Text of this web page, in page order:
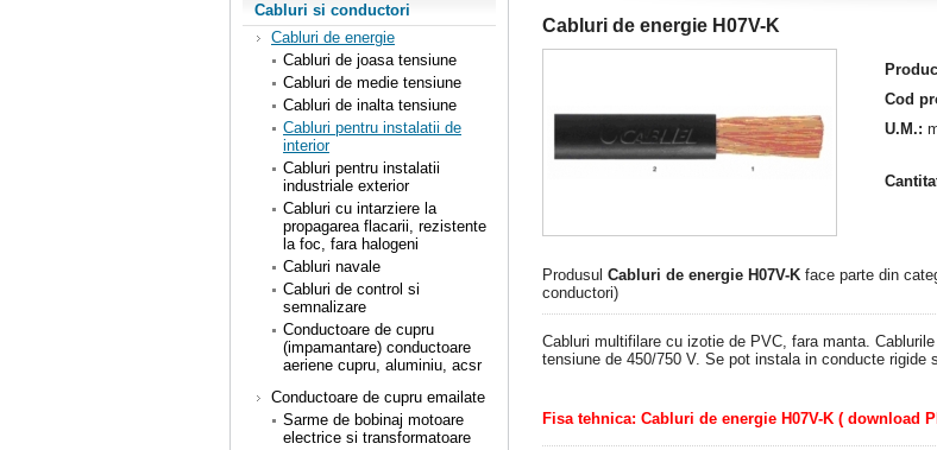
Cabluri si conductori
Cabluri de energie
Cabluri de joasa tensiune
Cabluri de medie tensiune
Cabluri de inalta tensiune
Cabluri pentru instalatii de
interior
Cabluri pentru instalatii
industriale exterior
Cabluri cu intarziere la
propagarea flacarii, rezistente
la foc, fara halogeni
Cabluri navale
Cabluri de control si
semnalizare
Conductoare de cupru
(impamantare) conductoare
aeriene cupru, aluminiu, acsr
Conductoare de cupru emailate
Sarme de bobinaj motoare
electrice si transformatoare
Cabluri de energie H07V-K
Cod
U.M.:
Produsul Cabluri de energie H07V-K face parte din
conductori)
Cabluri multifilare cu izotie de PVC , fara manta.
tensiune de 450/750 V. Se pot instala in conducte rigide
Fisa tehnica: Cabluri de energie H07V-K ( download